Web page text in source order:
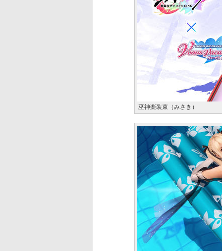
巫神楽装束（みさき）